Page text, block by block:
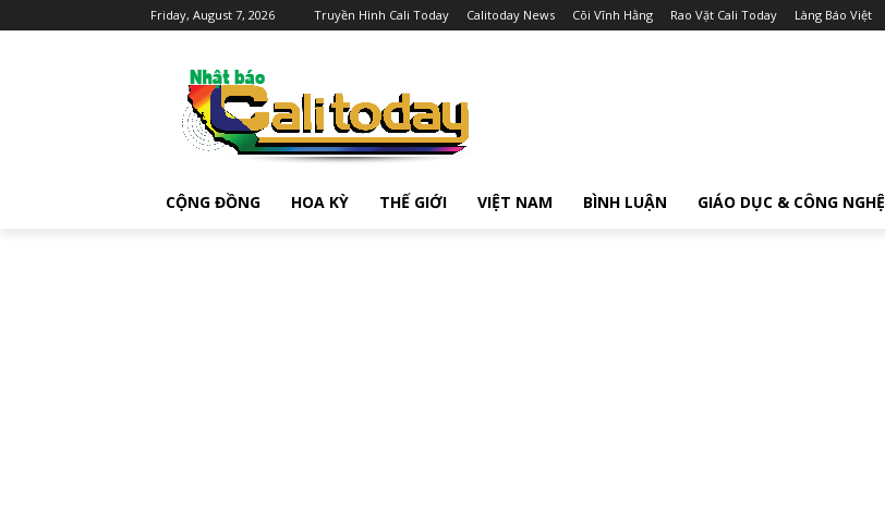
Friday, August 7, 2026 Truyền Hình Cali Today Calitoday News Cõi Vĩnh Hằng Rao Vặt Cali Today Làng Báo Việt
CỘNG ĐỒNG HOA KỲ THẾ GIỚI VIỆT NAM BÌNH LUẬN GIÁO DỤC & CÔNG NGHỆ